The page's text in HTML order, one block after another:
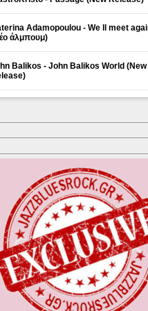
Adamopoulou - We ll meet
άλμπουμ)
Balikos - John Balikos World (New